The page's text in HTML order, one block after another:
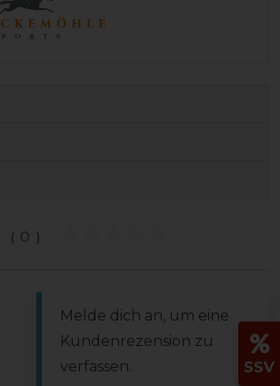
(0)
Melde dich an, um eine
Kundenrezension zu
verfassen.
SSV